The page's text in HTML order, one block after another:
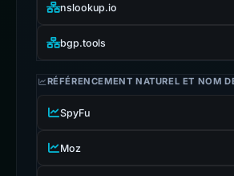
nslookup.io
bgp.tools
RÉFÉRENCEMENT NATUREL ET NOM
SpyFu
Moz